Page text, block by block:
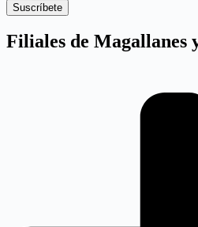
Suscríbete
Filiales de Magallanes